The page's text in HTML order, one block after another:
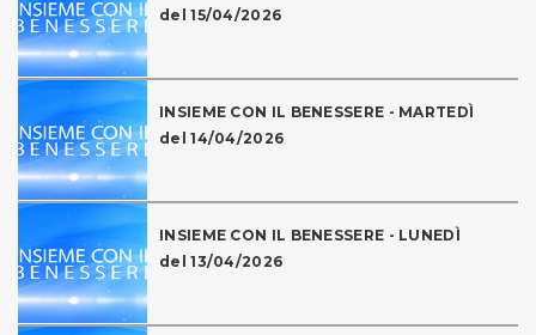
del 15/04/2026
INSIEME CON IL BENESSERE - MARTEDÌ
del 14/04/2026
INSIEME CON IL BENESSERE - LUNEDÌ
del 13/04/2026